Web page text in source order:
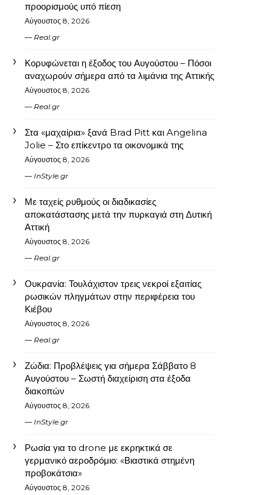
προορισμούς υπό πίεση
Αύγουστος 8, 2026
Real.gr
Κορυφώνεται η έξοδος του Αυγούστου – Πόσοι
αναχωρούν σήμερα από τα λιμάνια της Αττικής
Αύγουστος 8, 2026
Real.gr
Στα «μαχαίρια» ξανά Brad Pitt και Angelina
Jolie – Στο επίκεντρο τα οικονομικά της
Αύγουστος 8, 2026
InStyle.gr
Με ταχείς ρυθμούς οι διαδικασίες
αποκατάστασης μετά την πυρκαγιά στη Δυτική
Αττική
Αύγουστος 8, 2026
Real.gr
Ουκρανία: Τουλάχιστον τρεις νεκροί εξαιτίας
ρωσικών πληγμάτων στην περιφέρεια του
Κιέβου
Αύγουστος 8, 2026
Real.gr
Ζώδια: Προβλέψεις για σήμερα Σάββατο 8
Αυγούστου – Σωστή διαχείριση στα έξοδα
διακοπών
Αύγουστος 8, 2026
InStyle.gr
Ρωσία για το drone με εκρηκτικά σε
γερμανικό αεροδρόμιο: «Βιαστικά στημένη
προβοκάτσια»
Αύγουστος 8, 2026